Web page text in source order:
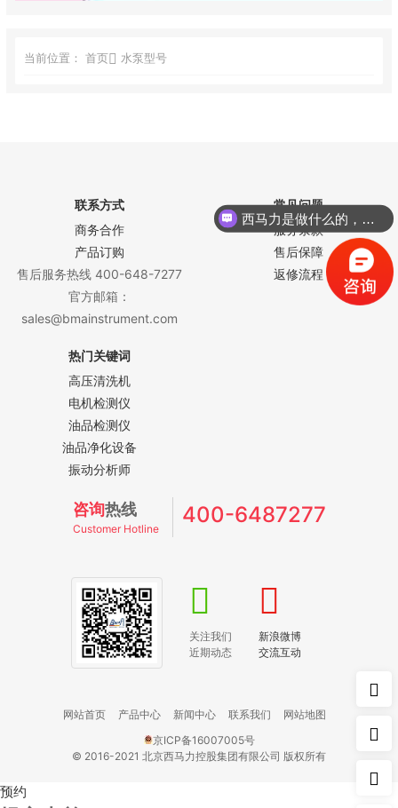
当前位置： 首页 水泵型号
联系方式
商务合作
产品订购
售后服务热线 400-648-7277
官方邮箱：
sales@bmainstrument.com
常见问题
服务条款
售后保障
返修流程
热门关键词
高压清洗机
电机检测仪
油品检测仪
油品净化设备
振动分析师
咨询热线
Customer Hotline
400-6487277
关注我们
近期动态
新浪微博
交流互动
网站首页 产品中心 新闻中心 联系我们
网站地图
京ICP备16007005号
© 2016-2021 北京西马力控股集团有限公司 版权所有
预约